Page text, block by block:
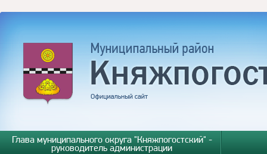
Глава муниципального округа "Княжпогостский" -
руководитель администрации